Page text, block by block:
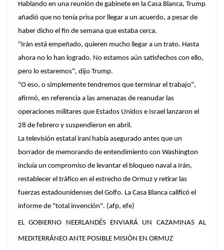
Hablando en una reunión de gabinete en la Casa Blanca, Trump
añadió que no tenía prisa por llegar a un acuerdo, a pesar de
haber dicho el fin de semana que estaba cerca.
"Irán está empeñado, quieren mucho llegar a un trato. Hasta
ahora no lo han logrado. No estamos aún satisfechos con ello,
pero lo estaremos", dijo Trump.
"O eso, o simplemente tendremos que terminar el trabajo",
afirmó, en referencia a las amenazas de reanudar las
operaciones militares que Estados Unidos e Israel lanzaron el
28 de febrero y suspendieron en abril.
La televisión estatal iraní había asegurado antes que un
borrador de memorando de entendimiento con Washington
incluía un compromiso de levantar el bloqueo naval a Irán,
restablecer el tráfico en el estrecho de Ormuz y retirar las
fuerzas estadounidenses del Golfo. La Casa Blanca calificó el
informe de "total invención". (afp, efe)
EL GOBIERNO NEERLANDÉS ENVIARÁ UN CAZAMINAS AL
MEDITERRÁNEO ANTE POSIBLE MISIÓN EN ORMUZ